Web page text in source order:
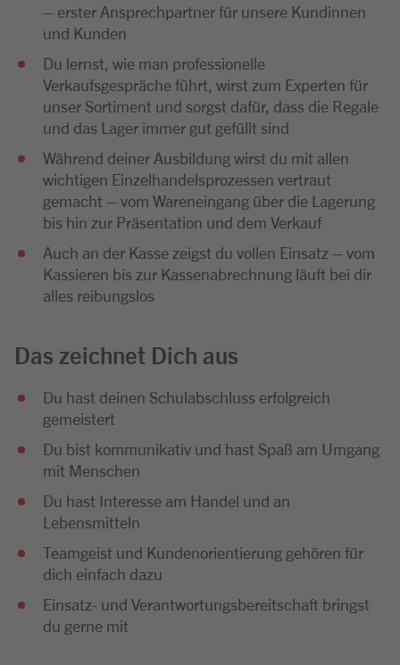
– erster Ansprechpartner für unsere Kundinnen
und Kunden
Du lernst, wie man professionelle
Verkaufsgespräche führt, wirst zum Experten für
unser Sortiment und sorgst dafür, dass die Regale
und das Lager immer gut gefüllt sind
Während deiner Ausbildung wirst du mit allen
wichtigen Einzelhandelsprozessen vertraut
gemacht – vom Wareneingang über die Lagerung
bis hin zur Präsentation und dem Verkauf
Auch an der Kasse zeigst du vollen Einsatz – vom
Kassieren bis zur Kassenabrechnung läuft bei dir
alles reibungslos
Das zeichnet Dich aus
Du hast deinen Schulabschluss erfolgreich
gemeistert
Du bist kommunikativ und hast Spaß am Umgang
mit Menschen
Du hast Interesse am Handel und an
Lebensmitteln
Teamgeist und Kundenorientierung gehören für
dich einfach dazu
Einsatz- und Verantwortungsbereitschaft bringst
du gerne mit